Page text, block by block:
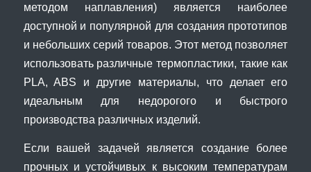
методом наплавления) является наиболее
доступной и популярной для создания прототипов
и небольших серий товаров. Этот метод позволяет
использовать различные термопластики, такие как
PLA, ABS и другие материалы, что делает его
идеальным для недорогого и быстрого
производства различных изделий.
Если вашей задачей является создание более
прочных и устойчивых к высоким температурам